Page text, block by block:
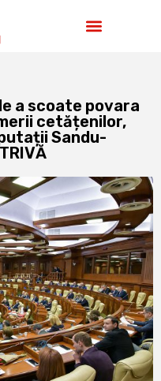
a scoate povara
cetățenilor,
Sandu-